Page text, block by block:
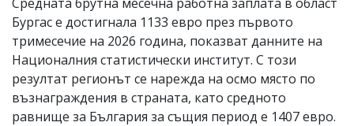
откриете
обиден
за
вас
коментар,
моля
сигнализирайте
ни!
Бургас е достигнала 1133 евро през първото
тримесечие на 2026 година, показват данните на
Националния статистически институт. С този
резултат регионът се нарежда на осмо място по
възнаграждения в страната, като средното
равнище за България за същия период е 1407 евро.